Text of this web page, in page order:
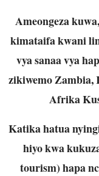
Ameongeza
kimataifa kwani
vya sanaa vya
zikiwemo Zambia,
Afrika
Katika hatua
hiyo kwa
tourism) hapa